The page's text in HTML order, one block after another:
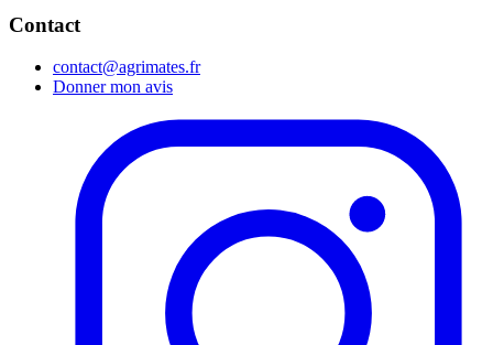
Contact
contact@agrimates.fr
Donner mon avis